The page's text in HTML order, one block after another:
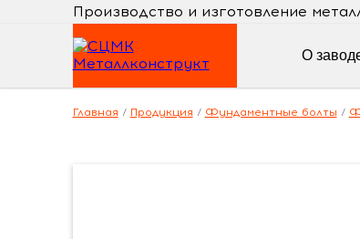
Производство и изготовление
О
Главная / Продукция / Фундаментные болты /